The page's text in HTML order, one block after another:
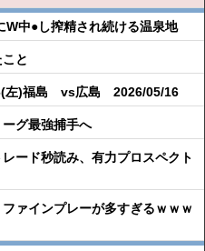
W中●︎し搾精され続ける温泉地
と
左)福島 vs広島 2026/05/16
グ最強捕手へ
ード秒読み、有力プロスペクト
ァインプレーが多すぎるｗｗｗ